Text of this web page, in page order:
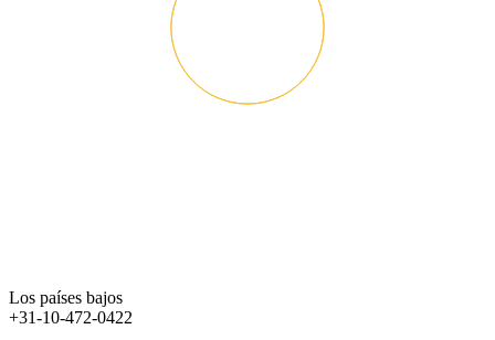
Los países bajos
+31-10-472-0422